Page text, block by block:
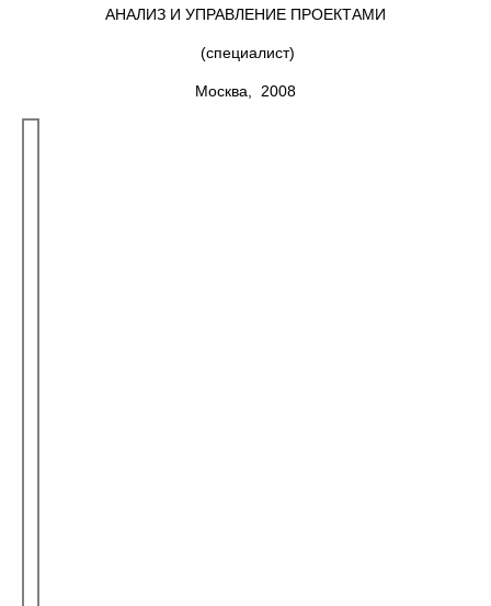
АНАЛИЗ И УПРАВЛЕНИЕ ПРОЕКТАМИ
(специалист)
Москва, 2008